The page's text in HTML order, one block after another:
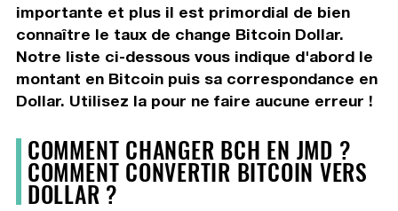
importante et plus il est primordial de bien
connaître le taux de change Bitcoin Dollar.
Notre liste ci-dessous vous indique d'abord le
montant en Bitcoin puis sa correspondance en
Dollar. Utilisez la pour ne faire aucune erreur !
COMMENT CHANGER BCH EN JMD ?
COMMENT CONVERTIR BITCOIN VERS
DOLLAR ?